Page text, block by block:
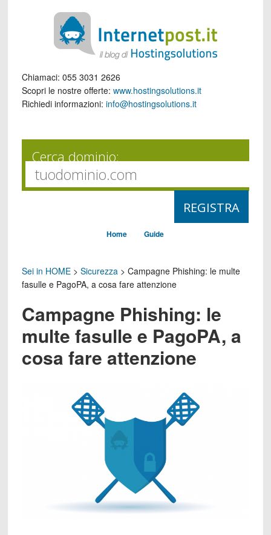
Chiamaci: 055 3031 2626
Scopri le nostre offerte: www.hostingsolutions.it
Richiedi informazioni: info@hostingsolutions.it
Cerca dominio:
Home Guide
Sei in HOME> Sicurezza> Campagne Phishing: le multe
fasulle e PagoPA, a cosa fare attenzione
Campagne Phishing: le
multe fasulle e PagoPA, a
cosa fare attenzione